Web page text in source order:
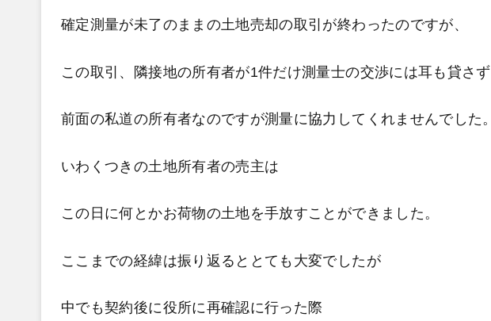
確定測量が未了のままの土地売却の取引が終わったのですが、
この取引、隣接地の所有者が1件だけ測量士の交渉には耳も貸さず
前面の私道の所有者なのですが測量に協力してくれませんでした。
いわくつきの土地所有者の売主は
この日に何とかお荷物の土地を手放すことができました。
ここまでの経緯は振り返るととても大変でしたが
中でも契約後に役所に再確認に行った際